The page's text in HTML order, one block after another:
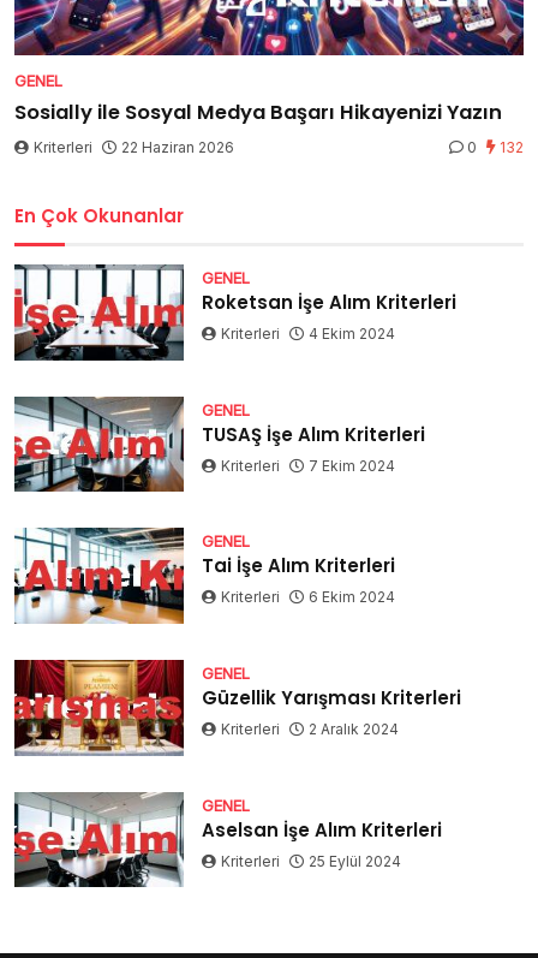
GENEL
Sosially ile Sosyal Medya Başarı Hikayenizi Yazın
Kriterleri 22 Haziran 2026 0 132
En Çok Okunanlar
GENEL
Roketsan İşe Alım Kriterleri
Kriterleri 4 Ekim 2024
GENEL
TUSAŞ İşe Alım Kriterleri
Kriterleri 7 Ekim 2024
GENEL
Tai İşe Alım Kriterleri
Kriterleri 6 Ekim 2024
GENEL
Güzellik Yarışması Kriterleri
Kriterleri 2 Aralık 2024
GENEL
Aselsan İşe Alım Kriterleri
Kriterleri 25 Eylül 2024